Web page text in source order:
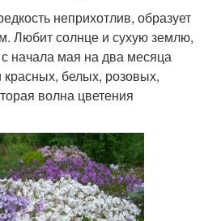
неприхотлив, образует
Любит солнце и сухую землю,
начала мая на два месяца
белых, розовых,
волна цветения